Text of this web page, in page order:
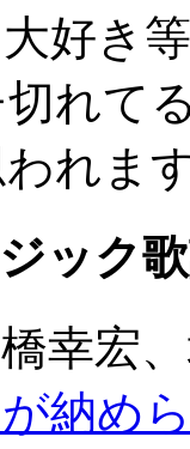
好き
れて
れま
ック
幸宏
納め